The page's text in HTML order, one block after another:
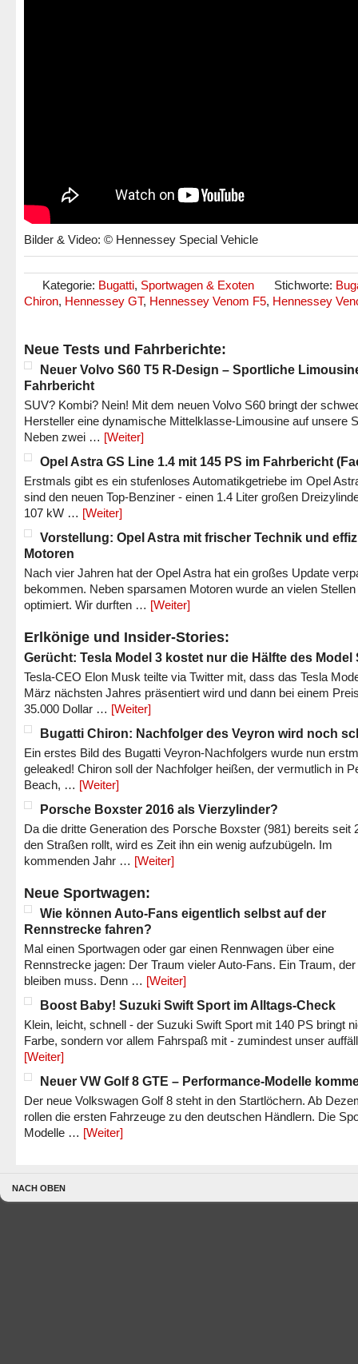
Bilder & Video: © Hennessey Special Vehicle
Kategorie: Bugatti, Sportwagen & Exoten Stichworte:
Chiron, Hennessey GT, Hennessey Venom F5, Hennessey
Neue Tests und Fahrberichte:
Neuer Volvo S60 T5 R-Design – Sportliche
Fahrbericht
SUV? Kombi? Nein! Mit dem neuen Volvo S60 bringt der
Hersteller eine dynamische Mittelklasse-Limousine auf unsere
Neben zwei … [Weiter]
Opel Astra GS Line 1.4 mit 145 PS im Fahrbericht
Erstmals gibt es ein stufenloses Automatikgetriebe im Opel
sind den neuen Top-Benziner - einen 1.4 Liter großen
107 kW … [Weiter]
Vorstellung: Opel Astra mit frischer Technik und
Motoren
Nach vier Jahren hat der Opel Astra hat ein großes Update
bekommen. Neben sparsamen Motoren wurde an vielen Stellen
optimiert. Wir durften … [Weiter]
Erlkönige und Insider-Stories:
Gerücht: Tesla Model 3 kostet nur die Hälfte des Model
Tesla-CEO Elon Musk teilte via Twitter mit, dass das Tesla
März nächsten Jahres präsentiert wird und dann bei einem
35.000 Dollar … [Weiter]
Bugatti Chiron: Nachfolger des Veyron wird noch
Ein erstes Bild des Bugatti Veyron-Nachfolgers wurde nun
geleaked! Chiron soll der Nachfolger heißen, der vermutlich in
Beach, … [Weiter]
Porsche Boxster 2016 als Vierzylinder?
Da die dritte Generation des Porsche Boxster (981) bereits seit
den Straßen rollt, wird es Zeit ihn ein wenig aufzubügeln. Im
kommenden Jahr … [Weiter]
Neue Sportwagen:
Wie können Auto-Fans eigentlich selbst auf der
Rennstrecke fahren?
Mal einen Sportwagen oder gar einen Rennwagen über eine
Rennstrecke jagen: Der Traum vieler Auto-Fans. Ein Traum,
bleiben muss. Denn … [Weiter]
Boost Baby! Suzuki Swift Sport im Alltags-Check
Klein, leicht, schnell - der Suzuki Swift Sport mit 140 PS bringt
Farbe, sondern vor allem Fahrspaß mit - zumindest unser
[Weiter]
Neuer VW Golf 8 GTE – Performance-Modelle
Der neue Volkswagen Golf 8 steht in den Startlöchern. Ab
rollen die ersten Fahrzeuge zu den deutschen Händlern. Die
Modelle … [Weiter]
NACH OBEN